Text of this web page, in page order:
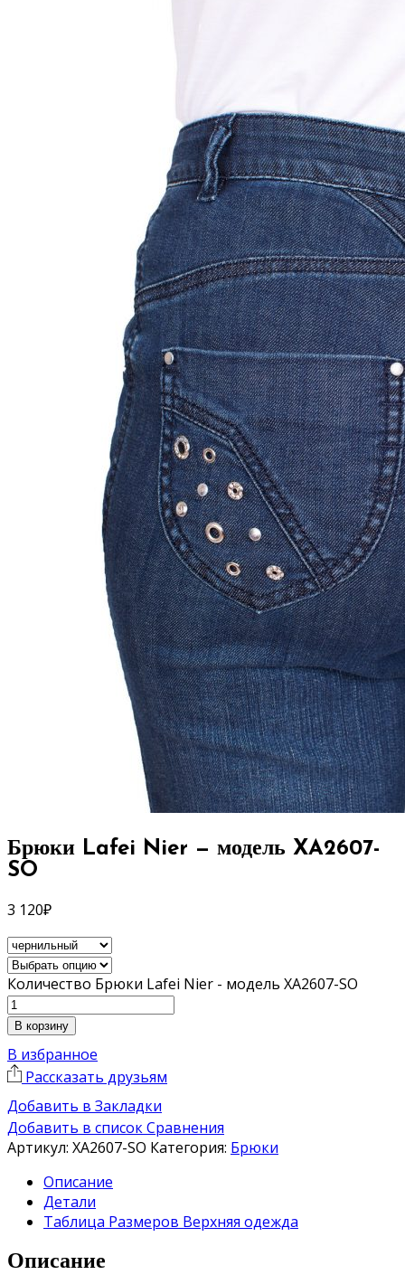
Брюки Lafei Nier — модель XA2607-
SO
3 120₽
Количество Брюки Lafei Nier - модель XA2607-SO
В корзину
В избранное
Рассказать друзьям
Добавить в Закладки
Добавить в список Сравнения
Артикул: XA2607-SO Категория: Брюки
Описание
Детали
Таблица Размеров Верхняя одежда
Описание